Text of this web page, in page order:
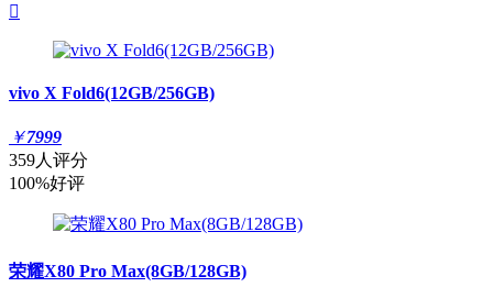

vivo X Fold6(12GB/256GB)
￥7999
359人评分
100%好评
荣耀X80 Pro Max(8GB/128GB)